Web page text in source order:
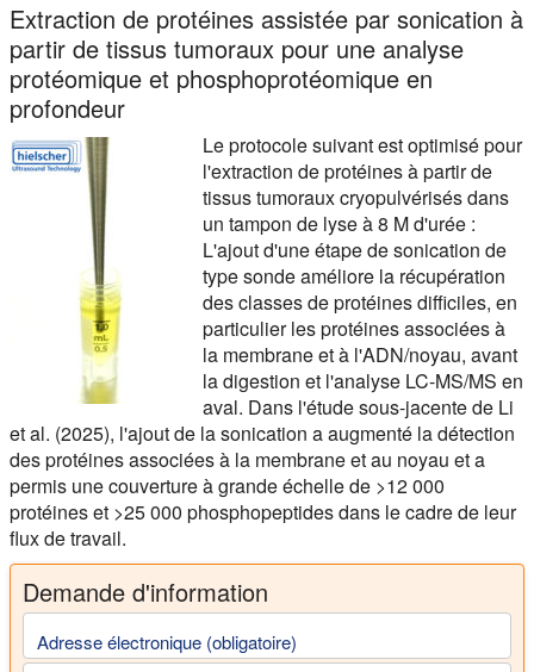
Extraction de protéines assistée par sonication à
partir de tissus tumoraux pour une analyse
protéomique et phosphoprotéomique en
profondeur
Le protocole suivant est optimisé pour
l'extraction de protéines à partir de
tissus tumoraux cryopulvérisés dans
un tampon de lyse à 8 M d'urée :
L'ajout d'une étape de sonication de
type sonde améliore la récupération
des classes de protéines difficiles, en
particulier les protéines associées à
la membrane et à l'ADN/noyau, avant
la digestion et l'analyse LC-MS/MS en
aval. Dans l'étude sous-jacente de Li
et al. (2025), l'ajout de la sonication a augmenté la détection
des protéines associées à la membrane et au noyau et a
permis une couverture à grande échelle de >12 000
protéines et >25 000 phosphopeptides dans le cadre de leur
flux de travail.
Demande d'information
Adresse électronique (obligatoire)